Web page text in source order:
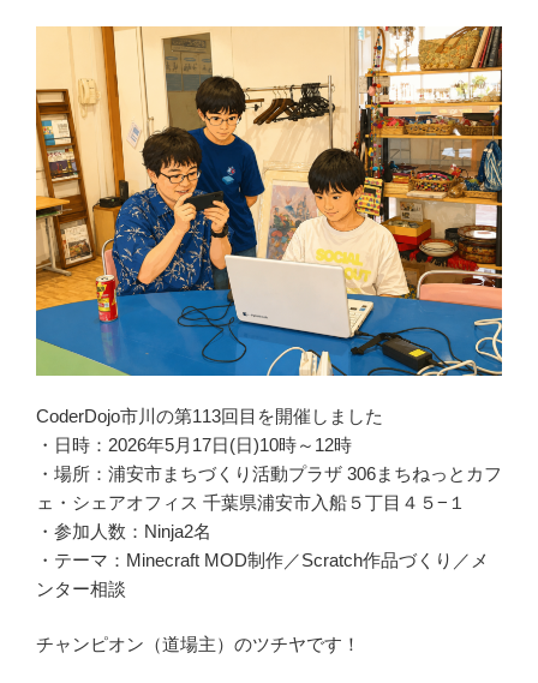
CoderDojo市川の第113回目を開催しました
・日時：2026年5月17日(日)10時～12時
・場所：浦安市まちづくり活動プラザ 306まちねっとカフ
ェ・シェアオフィス 千葉県浦安市入船５丁目４５−１
・参加人数：Ninja2名
・テーマ：Minecraft MOD制作／Scratch作品づくり／メ
ンター相談
チャンピオン（道場主）のツチヤです！